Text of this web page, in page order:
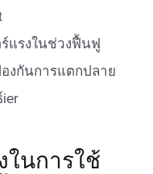
แรงในช่วงฟื้นฟู
งกันการแตกปลาย
ier
ในการใช้